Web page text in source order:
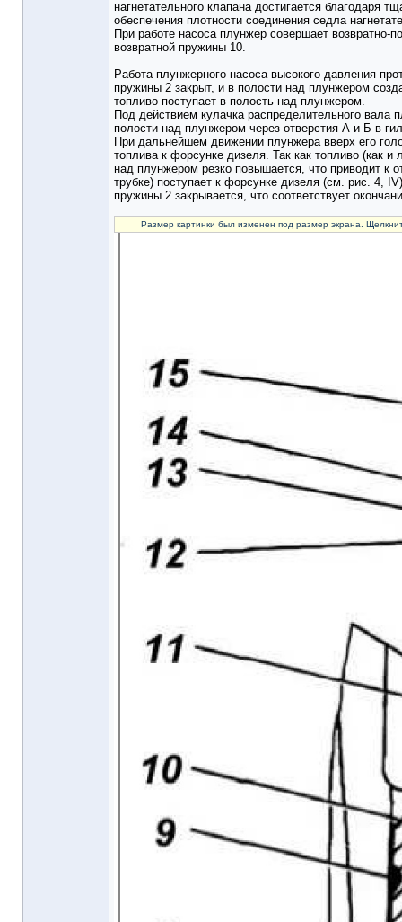
нагнетательного клапана достигается благодаря
обеспечения плотности соединения седла
При работе насоса плунжер совершает возвратно-
возвратной пружины 10.
Работа плунжерного насоса высокого давления
пружины 2 закрыт, и в полости над плунжером
топливо поступает в полость над плунжером.
Под действием кулачка распределительного вала
полости над плунжером через отверстия А и Б в
При дальнейшем движении плунжера вверх его
топлива к форсунке дизеля. Так как топливо (как
над плунжером резко повышается, что приводит к
трубке) поступает к форсунке дизеля (см. рис. 4,
пружины 2 закрывается, что соответствует
Размер картинки был изменен под размер экрана.